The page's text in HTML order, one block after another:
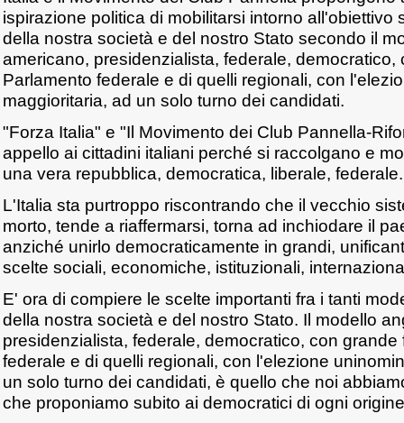
ispirazione politica di mobilitarsi intorno all'obiettivo
della nostra società e del nostro Stato secondo il
americano, presidenzialista, federale, democratico,
Parlamento federale e di quelli regionali, con
maggioritaria, ad un solo turno dei candidati.
"Forza Italia" e "Il Movimento dei Club Pannella-
appello ai cittadini italiani perché si raccolgano e
una vera repubblica, democratica, liberale, federale.
L'Italia sta purtroppo riscontrando che il vecchio
morto, tende a riaffermarsi, torna ad inchiodare il
anziché unirlo democraticamente in grandi,
scelte sociali, economiche, istituzionali,
E' ora di compiere le scelte importanti fra i tanti
della nostra società e del nostro Stato. Il modello
presidenzialista, federale, democratico, con
federale e di quelli regionali, con l'elezione
un solo turno dei candidati, è quello che noi
che proponiamo subito ai democratici di ogni